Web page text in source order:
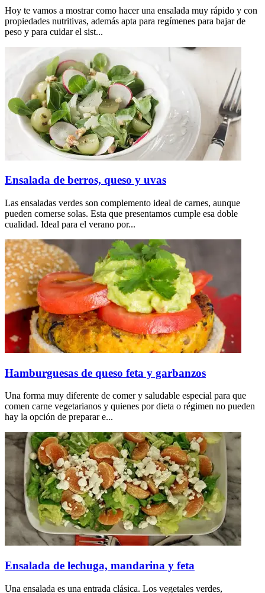
Hoy te vamos a mostrar como hacer una ensalada muy rápido y con
propiedades nutritivas, además apta para regímenes para bajar de
peso y para cuidar el sist...
Ensalada de berros, queso y uvas
Las ensaladas verdes son complemento ideal de carnes, aunque
pueden comerse solas. Esta que presentamos cumple esa doble
cualidad. Ideal para el verano por...
Hamburguesas de queso feta y garbanzos
Una forma muy diferente de comer y saludable especial para que
comen carne vegetarianos y quienes por dieta o régimen no pueden
hay la opción de preparar e...
Ensalada de lechuga, mandarina y feta
Una ensalada es una entrada clásica. Los vegetales verdes,